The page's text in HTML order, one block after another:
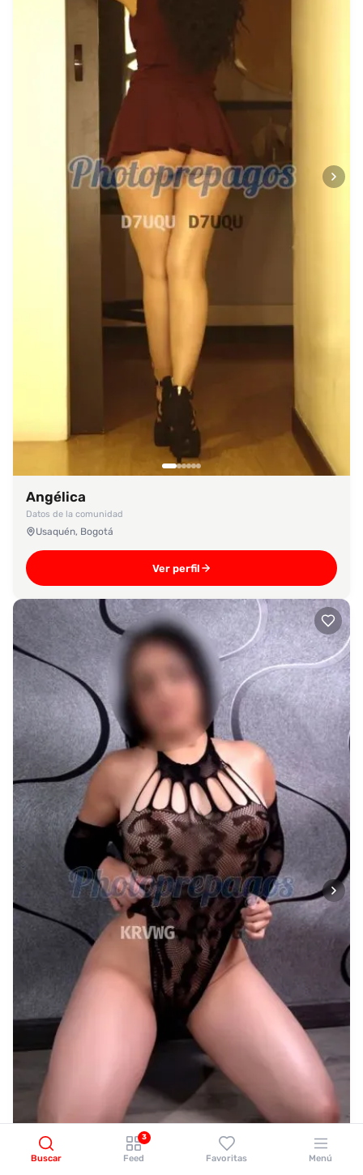
Angélica
Datos de la comunidad
Usaquén, Bogotá
Ver perfil
Buscar
3
Feed Favoritas Menú